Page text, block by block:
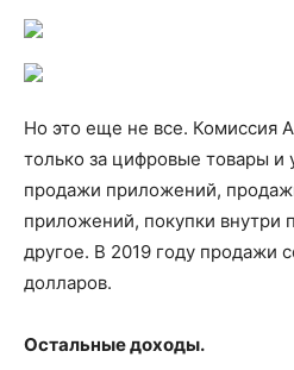
Но это еще не все. Комиссия
только за цифровые товары и
продажи приложений,
приложений, покупки внутри
другое. В 2019 году продажи
долларов.
Остальные доходы.